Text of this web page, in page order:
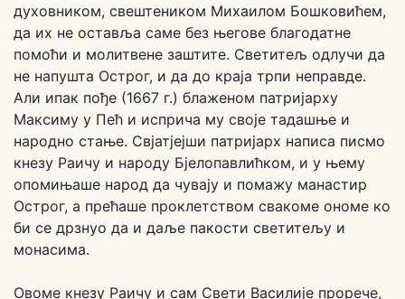
духовником, свештеником Михаилом Бошковићем,
да их не оставља саме без његове благодатне
помоћи и молитвене заштите. Светитељ одлучи да
не напушта Острог, и да до краја трпи неправде.
Али ипак пође (1667 г.) блаженом патријарху
Максиму у Пећ и исприча му своје тадашње и
народно стање. Свјатјејши патријарх написа писмо
кнезу Раичу и народу Бјелопавлићком, и у њему
опомињаше народ да чувају и помажу манастир
Острог, а прећаше проклетством свакоме ономе ко
би се дрзнуо да и даље пакости светитељу и
монасима.
Овоме кнезу Раичу и сам Свети Василије прорече,